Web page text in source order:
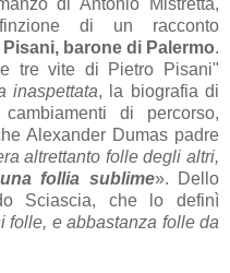
di Antonio Mistretta,
di un racconto
Pisani, barone di Palermo.
tre vite di Pietro Pisani"
inaspettata, la biografia di
di percorso,
Alexander Dumas padre
altrettanto folle degli altri,
follia sublime». Dello
Sciascia, che lo definì
folle, e abbastanza folle da